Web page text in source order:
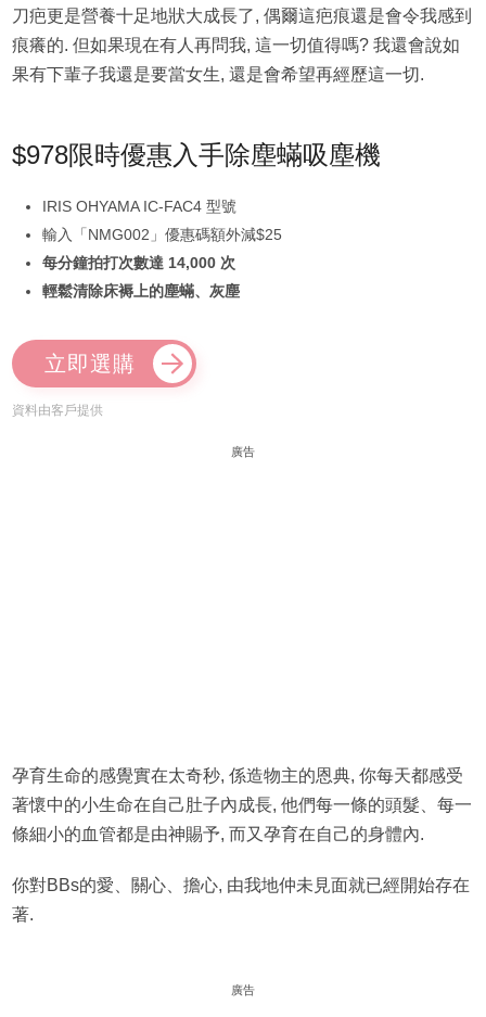
刀疤更是營養十足地狀大成長了, 偶爾這疤痕還是會令我感到
痕癢的. 但如果現在有人再問我, 這一切值得嗎? 我還會說如
果有下輩子我還是要當女生, 還是會希望再經歷這一切.
$978限時優惠入手除塵蟎吸塵機
IRIS OHYAMA IC-FAC4 型號
輸入「NMG002」優惠碼額外減$25
每分鐘拍打次數達 14,000 次
輕鬆清除床褥上的塵蟎、灰塵
立即選購
資料由客戶提供
廣告
孕育生命的感覺實在太奇秒, 係造物主的恩典, 你每天都感受
著懷中的小生命在自己肚子內成長, 他們每一條的頭髮、每一
條細小的血管都是由神賜予, 而又孕育在自己的身體內.
你對BBs的愛、關心、擔心, 由我地仲未見面就已經開始存在
著.
廣告